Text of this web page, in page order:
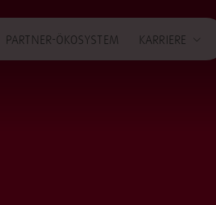
PARTNER-ÖKOSYSTEM KARRIERE